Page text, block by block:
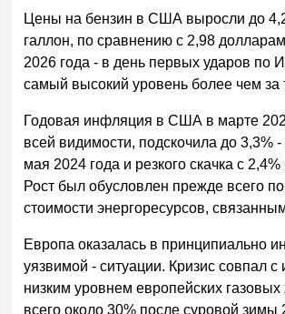
Цены на бензин в США выросли до
галлон, по сравнению с 2,98
2026 года - в день первых ударов по
самый высокий уровень более чем за
Годовая инфляция в США в марте
всей видимости, подскочила до 3,3%
мая 2024 года и резкого скачка с
Рост был обусловлен прежде всего
стоимости энергоресурсов,
Европа оказалась в принципиально
уязвимой - ситуации. Кризис совпал с
низким уровнем европейских
всего около 30% после суровой зимы